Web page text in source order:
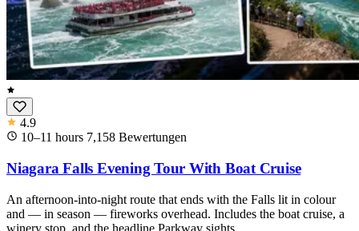
4.9
10–11 hours 7,158 Bewertungen
Niagara Falls Evening Tour With Boat Cruise
An afternoon-into-night route that ends with the Falls lit in colour
and — in season — fireworks overhead. Includes the boat cruise, a
winery stop, and the headline Parkway sights.